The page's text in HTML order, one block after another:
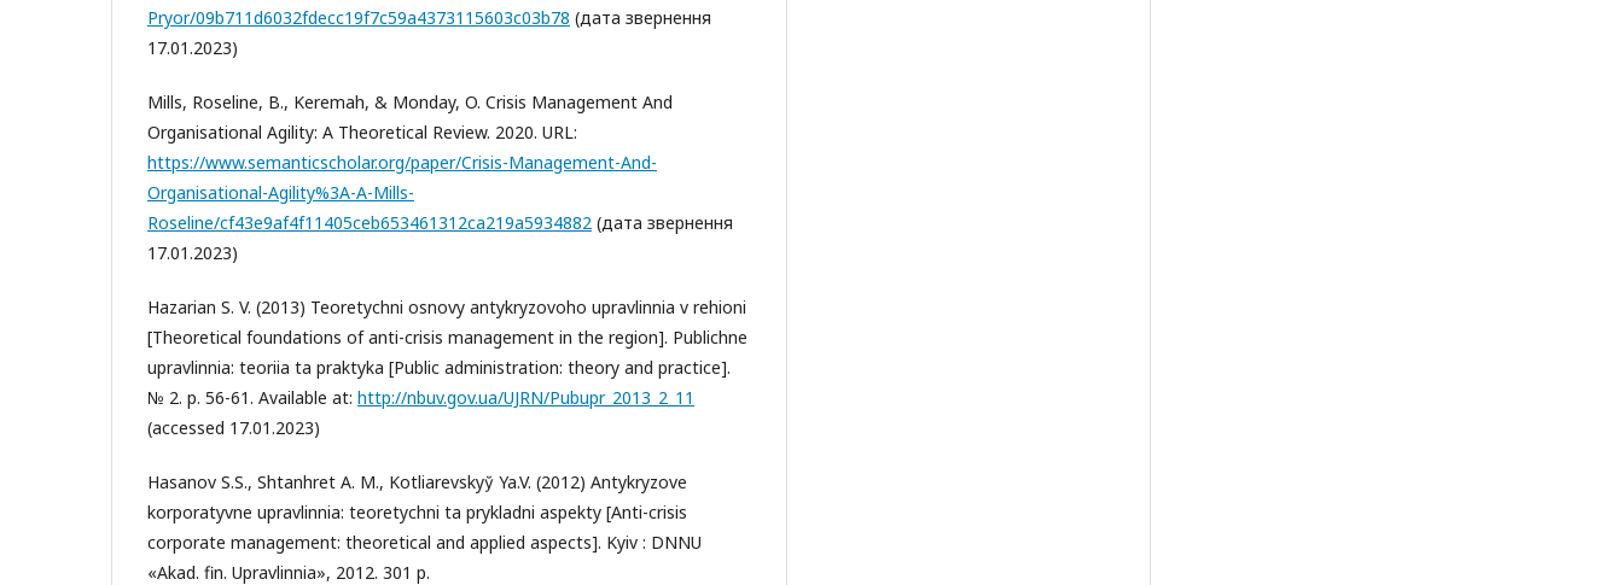
Pryor/09b711d6032fdecc19f7c59a4373115603c03b78 (дата звернення
17.01.2023)
Mills, Roseline, B., Keremah, & Monday, O. Crisis Management And
Organisational Agility: A Theoretical Review. 2020. URL:
https://www.semanticscholar.org/paper/Crisis-Management-And-
Organisational-Agility%3A-A-Mills-
Roseline/cf43e9af4f11405ceb653461312ca219a5934882 (дата звернення
17.01.2023)
Hazarian S. V. (2013) Teoretychni osnovy antykryzovoho upravlinnia v rehioni
[Theoretical foundations of anti-crisis management in the region]. Publichne
upravlinnia: teoriia ta praktyka [Public administration: theory and practice].
№ 2. p. 56-61. Available at: http://nbuv.gov.ua/UJRN/Pubupr_2013_2_11
(accessed 17.01.2023)
Hasanov S.S., Shtanhret A. M., Kotliarevskyy̆ Ya.V. (2012) Antykryzove
korporatyvne upravlinnia: teoretychni ta prykladni aspekty [Anti-crisis
corporate management: theoretical and applied aspects]. Kyiv : DNNU
«Akad. fin. Upravlinnia», 2012. 301 p.